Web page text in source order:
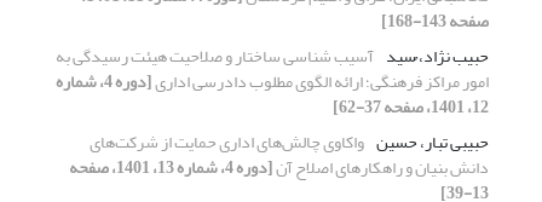
صفحه 143-168]
حبیب نژاد، ُسید آسیب شناسی ساختار و صلاحیت هیئت رسیدگی به
امور مراکز فرهنگی؛ ارائه الگوی مطلوب دادرسی اداری [دوره 4، شماره
12، 1401، صفحه 37-62]
حبیبی تبار، حسین واکاوی چالش‌های اداری حمایت از شرکت‌های
دانش بنیان و راهکارهای اصلاح آن [دوره 4، شماره 13، 1401، صفحه
13-39]